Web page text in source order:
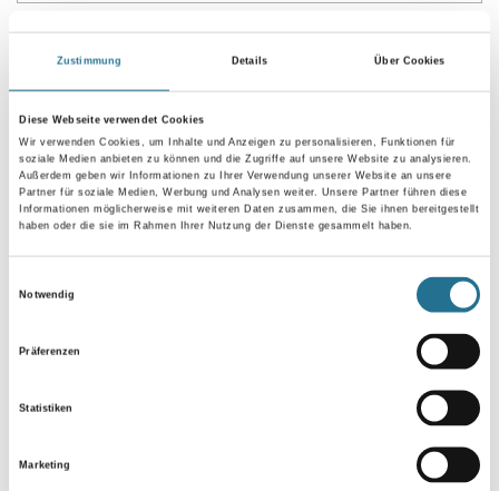
Zustimmung Details Über Cookies
Diese Webseite verwendet Cookies
Wir verwenden Cookies, um Inhalte und Anzeigen zu personalisieren, Funktionen für
soziale Medien anbieten zu können und die Zugriffe auf unsere Website zu analysieren.
Außerdem geben wir Informationen zu Ihrer Verwendung unserer Website an unsere
Partner für soziale Medien, Werbung und Analysen weiter. Unsere Partner führen diese
Informationen möglicherweise mit weiteren Daten zusammen, die Sie ihnen bereitgestellt
haben oder die sie im Rahmen Ihrer Nutzung der Dienste gesammelt haben.
Notwendig
Präferenzen
Statistiken
Marketing
Gebinde
Umrechnungsfaktoren